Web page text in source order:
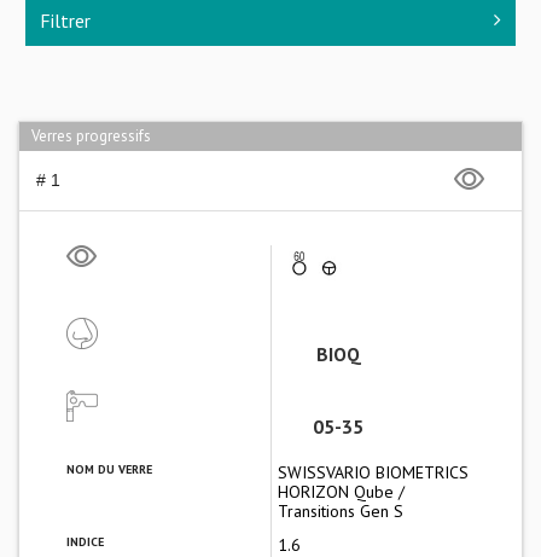
Filtrer
Verres progressifs
# 1
BIOQ
05-35
NOM DU VERRE
SWISSVARIO BIOMETRICS
HORIZON Qube /
Transitions Gen S
INDICE 1.6